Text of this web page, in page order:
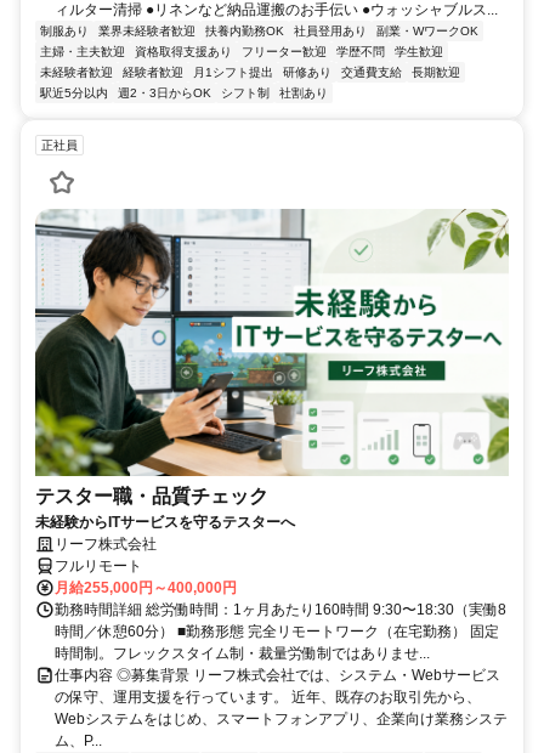
ィルター清掃 ●リネンなど納品運搬のお手伝い ●ウォッシャブルス...
制服あり 業界未経験者歓迎 扶養内勤務OK 社員登用あり
副業・WワークOK
主婦・主夫歓迎
資格取得支援あり フリーター歓迎 学歴不問
学生歓迎
未経験者歓迎
経験者歓迎 月1シフト提出 研修あり 交通費支給
長期歓迎
駅近5分以内
週2・3日からOK シフト制 社割あり
正社員
テスター職・品質チェック
未経験からITサービスを守るテスターへ
リーフ株式会社
フルリモート
月給255,000円～400,000円
勤務時間詳細 総労働時間：1ヶ月あたり160時間 9:30〜18:30（実働8
時間／休憩60分） ■勤務形態 完全リモートワーク（在宅勤務） 固定
時間制。フレックスタイム制・裁量労働制ではありませ...
仕事内容 ◎募集背景 リーフ株式会社では、システム・Webサービス
の保守、運用支援を行っています。 近年、既存のお取引先から、
Webシステムをはじめ、スマートフォンアプリ、企業向け業務システ
ム、P...